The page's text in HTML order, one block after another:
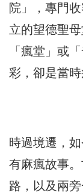
院」，專門
立的望德聖
「瘋堂」或
彩，卻是當
時過境遷，
有麻瘋故事
路，以及兩